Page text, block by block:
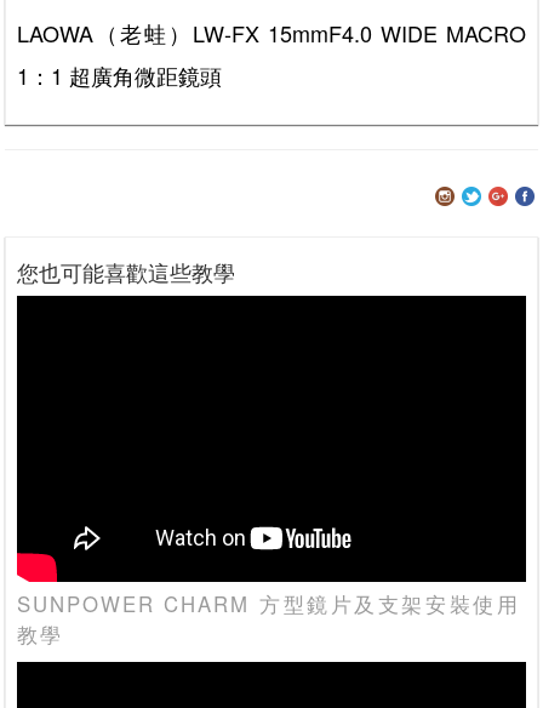
LAOWA（老蛙）LW-FX 15mmF4.0 WIDE MACRO
1：1 超廣角微距鏡頭
您也可能喜歡這些教學
SUNPOWER CHARM 方型鏡片及支架安裝使用
教學